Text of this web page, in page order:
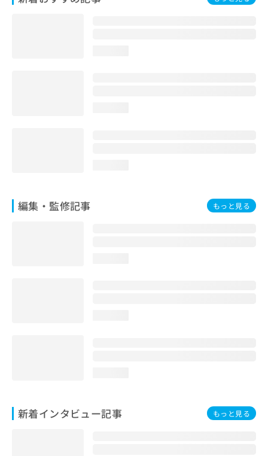
編集・監修記事 もっと見る
新着インタビュー記事 もっと見る